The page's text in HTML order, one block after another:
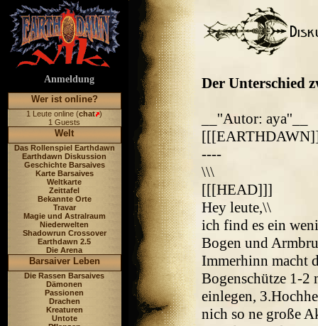
Anmeldung
Wer ist online?
1 Leute online (chat )
1 Guests
Welt
Das Rollenspiel Earthdawn
Earthdawn Diskussion
Geschichte Barsaives
Karte Barsaives
Weltkarte
Zeittafel
Bekannte Orte
Travar
Magie und Astralraum
Niederwelten
Shadowrun Crossover
Earthdawn 2.5
Die Arena
Barsaiver Leben
Die Rassen Barsaives
Dämonen
Passionen
Drachen
Kreaturen
Untote
Der Unterschied
__''Autor: aya''__
----
\\\
[[[HEAD]]]
Hey leute,\\
ich find es ein
Bogen und
Immerhinn macht
Bogenschütze 1-2
einlegen,
nich so ne große